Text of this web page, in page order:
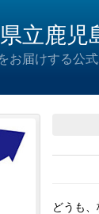
立鹿児
お届けする公
どうも、